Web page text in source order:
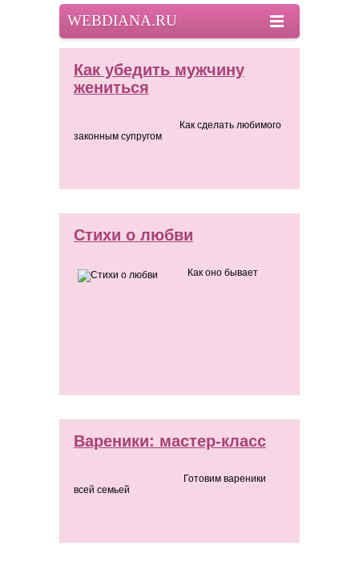
WEBDIANA.RU
Как убедить мужчину
жениться
Как сделать любимого
законным супругом
Стихи о любви
Как оно бывает
Вареники: мастер-класс
Готовим вареники
всей семьей